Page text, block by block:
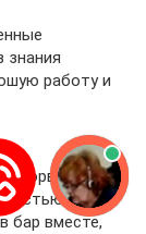
знания
работу и
норвежцев, в
бар вместе,